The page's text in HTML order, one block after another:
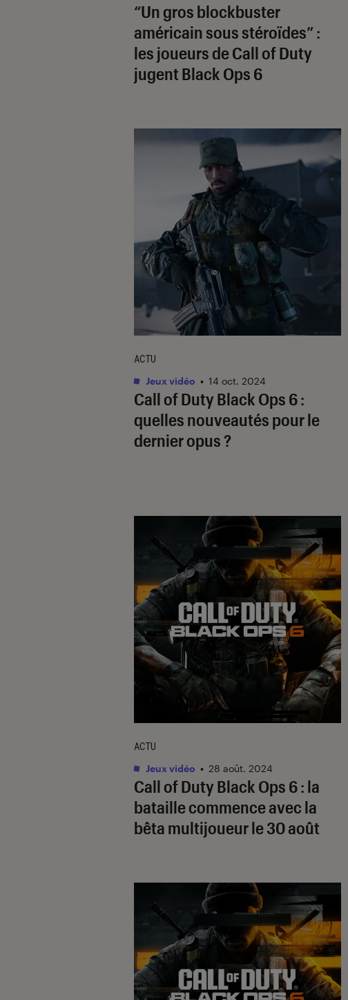
“Un gros blockbuster
américain sous stéroïdes” :
les joueurs deCall of Duty
jugent Black Ops 6
Call of Duty Black Ops 6:
quelles nouveautés pour le
dernier opus ?
ACTU
Jeux vidéo • 14 oct. 2024
Call of Duty Black Ops 6: la
bataille commence avec la
bêta multijoueur le 30 août
ACTU
Jeux vidéo • 28 août. 2024